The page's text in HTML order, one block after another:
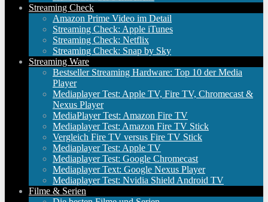
Streaming Check
Amazon Prime Video im Detail
Streaming Check: Apple iTunes
Streaming Check: Netflix
Streaming Check: Snap by Sky
Streaming Ware
Bestseller Streaming Hardware: Top 10 der Media
Player
Mediaplayer Test: Apple TV, Fire TV, Chromecast &
Nexus Player
MediaPlayer Test: Amazon Fire TV
Mediaplayer Test: Amazon Fire TV Stick
Vergleich Fire TV versus Fire TV Stick
Mediaplayer Test: Apple TV
Mediaplayer Test: Google Chromecast
Mediaplayer Text: Google Nexus Player
Mediaplayer Test: Nvidia Shield Android TV
Filme & Serien